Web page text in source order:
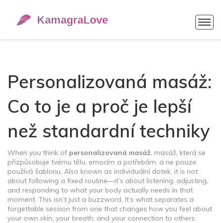
Personalizovaná masáž:
Co to je a proč je lepší
než standardní techniky
When you think of personalizovaná masáž, masáž, která se
přizpůsobuje tvému tělu, emocím a potřebám, a ne pouze
používá šablonu. Also known as individuální dotek, it is not
about following a fixed routine—it’s about listening, adjusting,
and responding to what your body actually needs in that
moment. This isn’t just a buzzword. It’s what separates a
forgettable session from one that changes how you feel about
your own skin, your breath, and your connection to others.